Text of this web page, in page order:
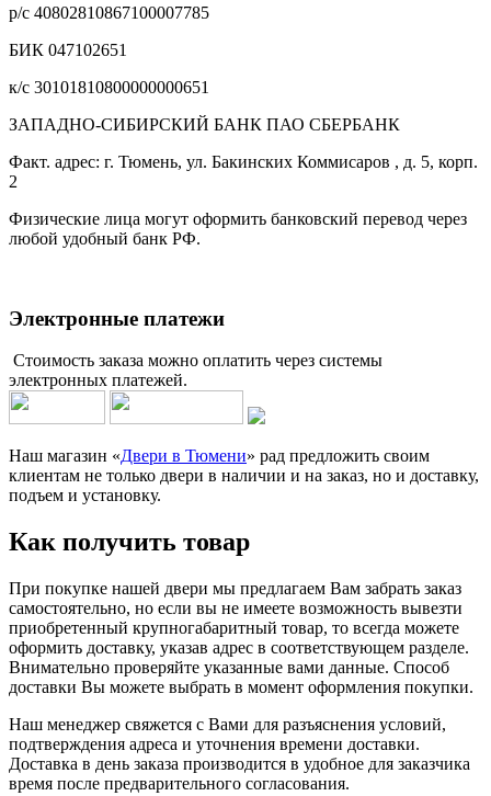
р/с 40802810867100007785
БИК 047102651
к/с 30101810800000000651
ЗАПАДНО-СИБИРСКИЙ БАНК ПАО СБЕРБАНК
Факт. адрес: г. Тюмень, ул. Бакинских Коммисаров , д. 5, корп.
2
Физические лица могут оформить банковский перевод через
любой удобный банк РФ.
Электронные платежи
Стоимость заказа можно оплатить через системы
электронных платежей.
Наш магазин «Двери в Тюмени» рад предложить своим
клиентам не только двери в наличии и на заказ, но и доставку,
подъем и установку.
Как получить товар
При покупке нашей двери мы предлагаем Вам забрать заказ
самостоятельно, но если вы не имеете возможность вывезти
приобретенный крупногабаритный товар, то всегда можете
оформить доставку, указав адрес в соответствующем разделе.
Внимательно проверяйте указанные вами данные. Способ
доставки Вы можете выбрать в момент оформления покупки.
Наш менеджер свяжется с Вами для разъяснения условий,
подтверждения адреса и уточнения времени доставки.
Доставка в день заказа производится в удобное для заказчика
время после предварительного согласования.